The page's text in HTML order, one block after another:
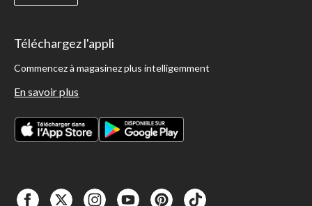
Téléchargez l'appli
Commencez à magasinez plus intelligemment
En savoir plus